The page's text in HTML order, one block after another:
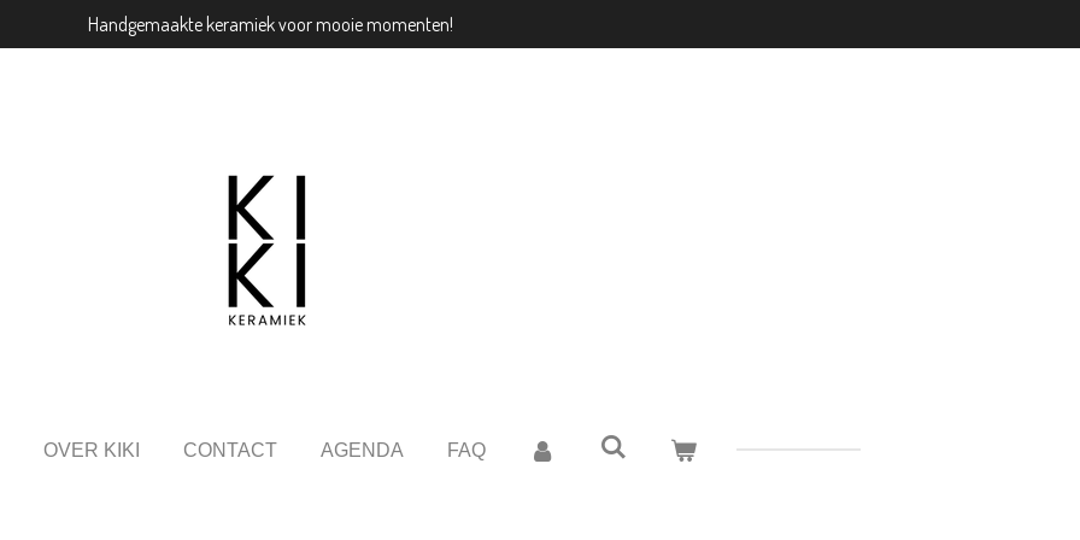
Handgemaakte keramiek voor mooie momenten!
OVER KIKI CONTACT AGENDA FAQ